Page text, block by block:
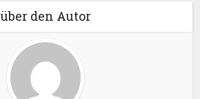
über den Autor